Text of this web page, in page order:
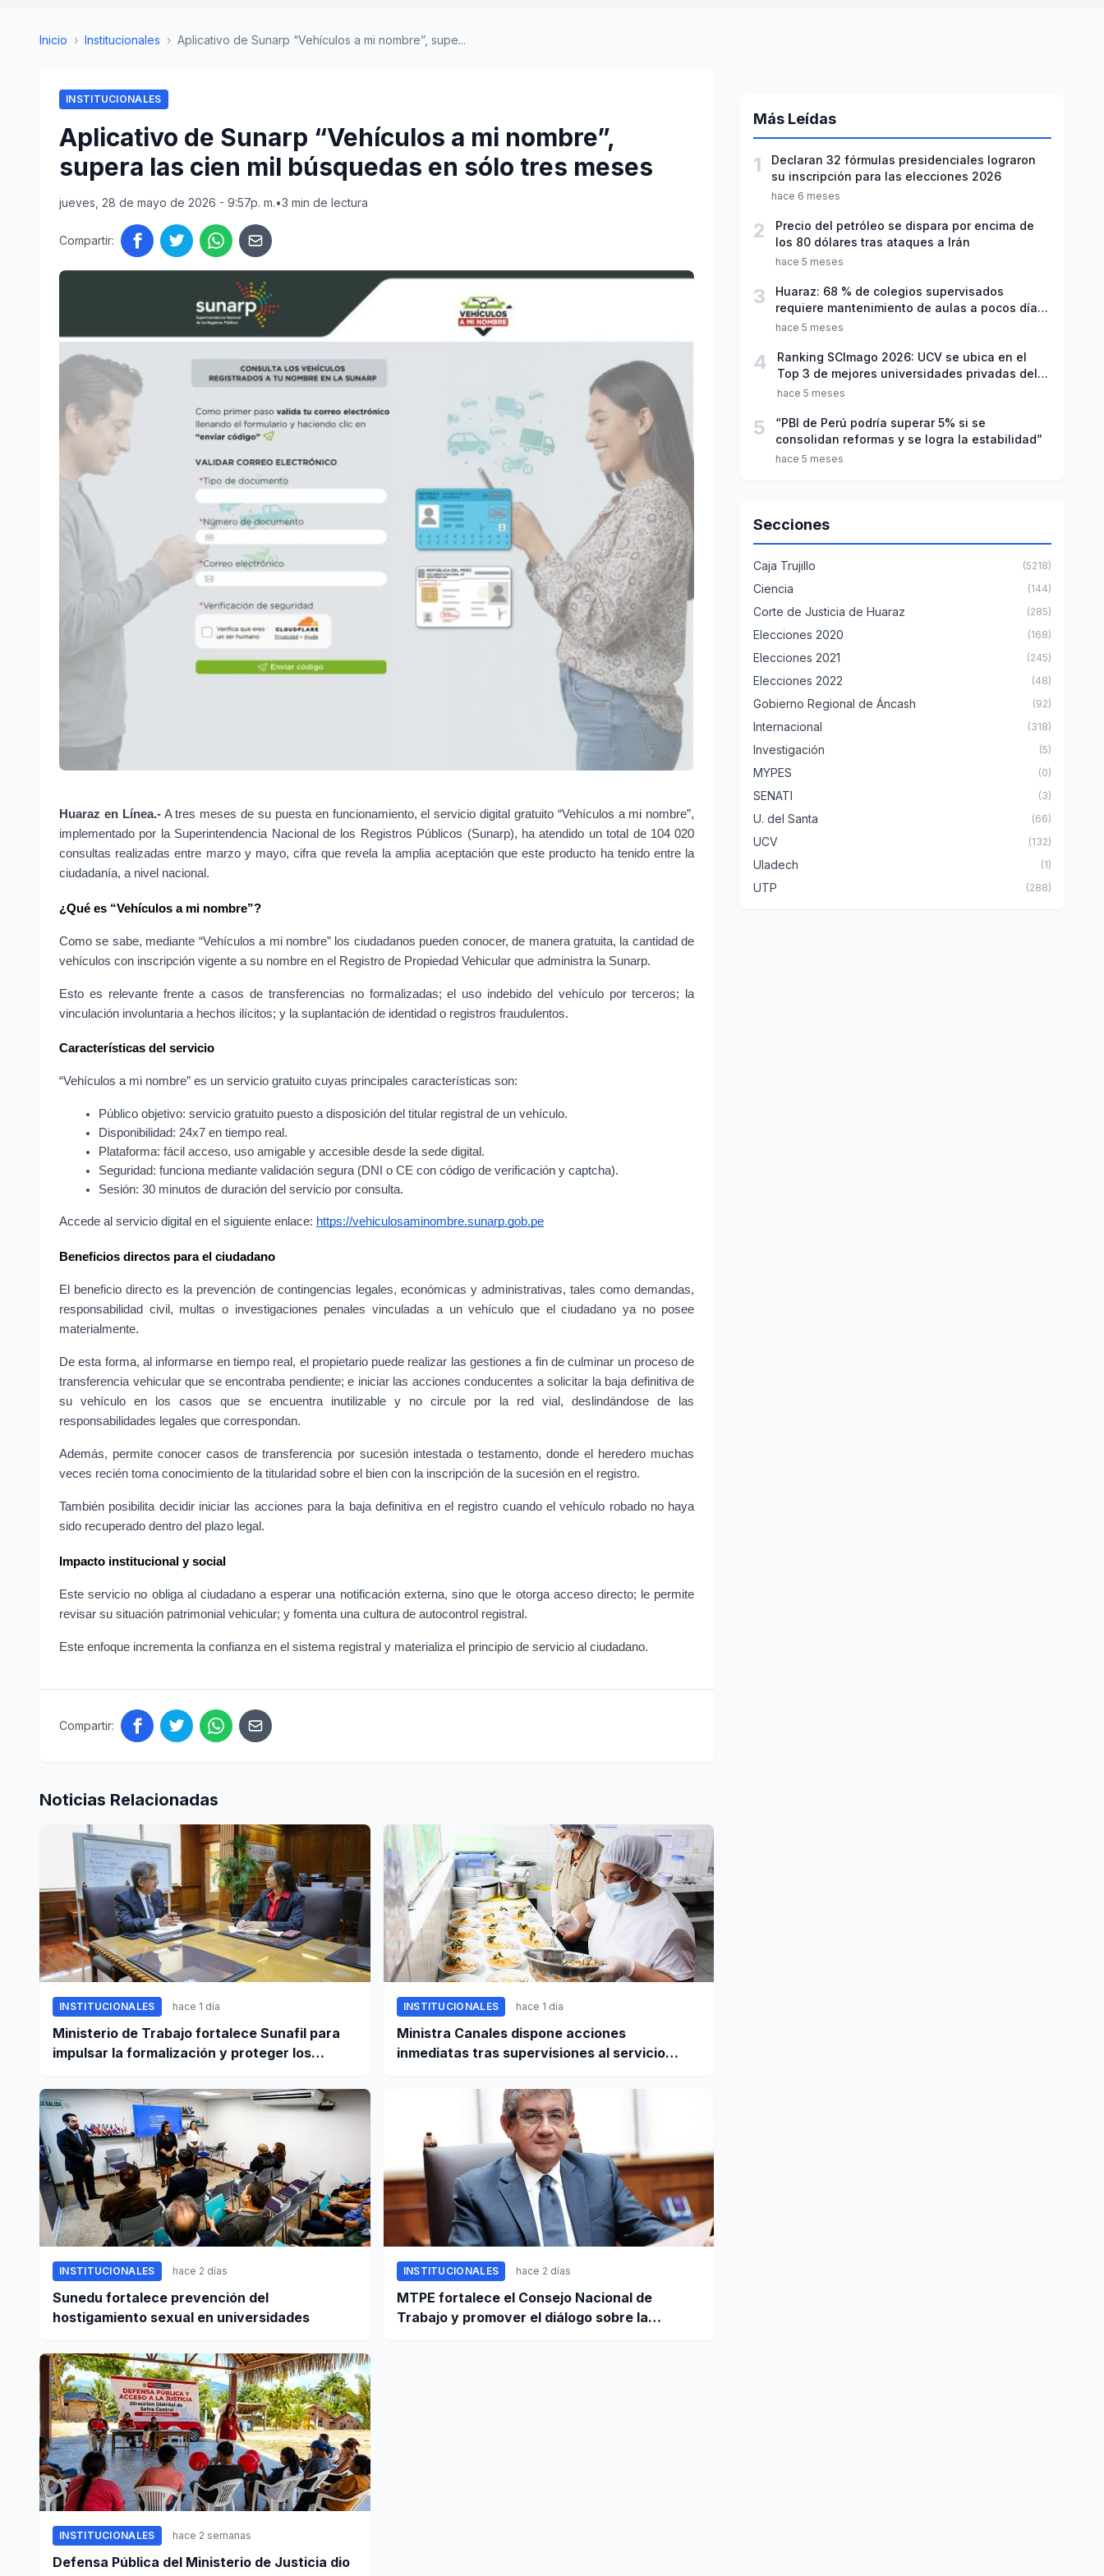
Inicio › Institucionales › Aplicativo de Sunarp “Vehículos a mi nombre”, supe...
INSTITUCIONALES
Aplicativo de Sunarp “Vehículos a mi nombre”,
supera las cien mil búsquedas en sólo tres meses
jueves, 28 de mayo de 2026 - 9:57p. m.•3 min de lectura
Compartir:
Huaraz en Línea.- A tres meses de su puesta en funcionamiento, el servicio digital gratuito “Vehículos a mi nombre”,
implementado por la Superintendencia Nacional de los Registros Públicos (Sunarp), ha atendido un total de 104 020
consultas realizadas entre marzo y mayo, cifra que revela la amplia aceptación que este producto ha tenido entre la
ciudadanía, a nivel nacional.
¿Qué es “Vehículos a mi nombre”?
Como se sabe, mediante “Vehículos a mi nombre” los ciudadanos pueden conocer, de manera gratuita, la cantidad de
vehículos con inscripción vigente a su nombre en el Registro de Propiedad Vehicular que administra la Sunarp.
Esto es relevante frente a casos de transferencias no formalizadas; el uso indebido del vehículo por terceros; la
vinculación involuntaria a hechos ilícitos; y la suplantación de identidad o registros fraudulentos.
Características del servicio
“Vehículos a mi nombre” es un servicio gratuito cuyas principales características son:
Público objetivo: servicio gratuito puesto a disposición del titular registral de un vehículo.
Disponibilidad: 24x7 en tiempo real.
Plataforma: fácil acceso, uso amigable y accesible desde la sede digital.
Seguridad: funciona mediante validación segura (DNI o CE con código de verificación y captcha).
Sesión: 30 minutos de duración del servicio por consulta.
Accede al servicio digital en el siguiente enlace: https://vehiculosaminombre.sunarp.gob.pe
Beneficios directos para el ciudadano
El beneficio directo es la prevención de contingencias legales, económicas y administrativas, tales como demandas,
responsabilidad civil, multas o investigaciones penales vinculadas a un vehículo que el ciudadano ya no posee
materialmente.
De esta forma, al informarse en tiempo real, el propietario puede realizar las gestiones a fin de culminar un proceso de
transferencia vehicular que se encontraba pendiente; e iniciar las acciones conducentes a solicitar la baja definitiva de
su vehículo en los casos que se encuentra inutilizable y no circule por la red vial, deslindándose de las
responsabilidades legales que correspondan.
Además, permite conocer casos de transferencia por sucesión intestada o testamento, donde el heredero muchas
veces recién toma conocimiento de la titularidad sobre el bien con la inscripción de la sucesión en el registro.
También posibilita decidir iniciar las acciones para la baja definitiva en el registro cuando el vehículo robado no haya
sido recuperado dentro del plazo legal.
Impacto institucional y social
Este servicio no obliga al ciudadano a esperar una notificación externa, sino que le otorga acceso directo; le permite
revisar su situación patrimonial vehicular; y fomenta una cultura de autocontrol registral.
Este enfoque incrementa la confianza en el sistema registral y materializa el principio de servicio al ciudadano.
Compartir:
Noticias Relacionadas
INSTITUCIONALES hace 1 día
Ministerio de Trabajo fortalece Sunafil para
impulsar la formalización y proteger los
INSTITUCIONALES hace 1 día
Ministra Canales dispone acciones
inmediatas tras supervisiones al servicio
INSTITUCIONALES hace 2 días
Sunedu fortalece prevención del
hostigamiento sexual en universidades
INSTITUCIONALES hace 2 días
MTPE fortalece el Consejo Nacional de
Trabajo y promover el diálogo sobre la
INSTITUCIONALES hace 2 semanas
Defensa Pública del Ministerio de Justicia dio
Más Leídas
1
Declaran 32 fórmulas presidenciales lograron
su inscripción para las elecciones 2026
hace 6 meses
2
Precio del petróleo se dispara por encima de
los 80 dólares tras ataques a Irán
hace 5 meses
3
Huaraz: 68 % de colegios supervisados
requiere mantenimiento de aulas a pocos días
de inicio del año escolar 2026
hace 5 meses
4
Ranking SCImago 2026: UCV se ubica en el
Top 3 de mejores universidades privadas del
Perú
hace 5 meses
5
“PBI de Perú podría superar 5% si se
consolidan reformas y se logra la estabilidad”
hace 5 meses
Secciones
Caja Trujillo (5218)
Ciencia (144)
Corte de Justicia de Huaraz (285)
Elecciones 2020 (168)
Elecciones 2021 (245)
Elecciones 2022 (48)
Gobierno Regional de Áncash (92)
Internacional (318)
Investigación (5)
MYPES (0)
SENATI (3)
U. del Santa (66)
UCV (132)
Uladech (1)
UTP (288)